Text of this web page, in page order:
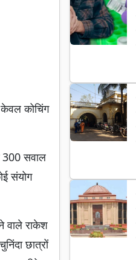
कोचिंग
300 सवाल
संयोग
वाले राकेश
छात्रों